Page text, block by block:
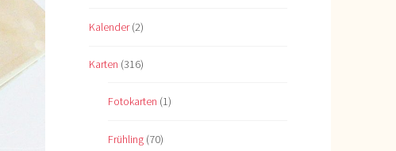
Kalender(2)
Karten (316)
Fotokarten (1)
Frühling (70)